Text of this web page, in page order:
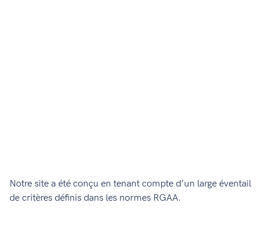
Notre site a été conçu en tenant compte d’un large éventail
de critères définis dans les normes RGAA.